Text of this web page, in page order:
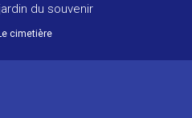
du souvenir
cimetière